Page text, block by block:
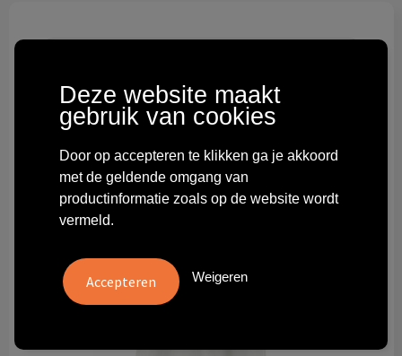
Overig
Deze website maakt
gebruik van cookies
Door op accepteren te klikken ga je akkoord
met de geldende omgang van
productinformatie zoals op de website wordt
vermeld.
Weigeren